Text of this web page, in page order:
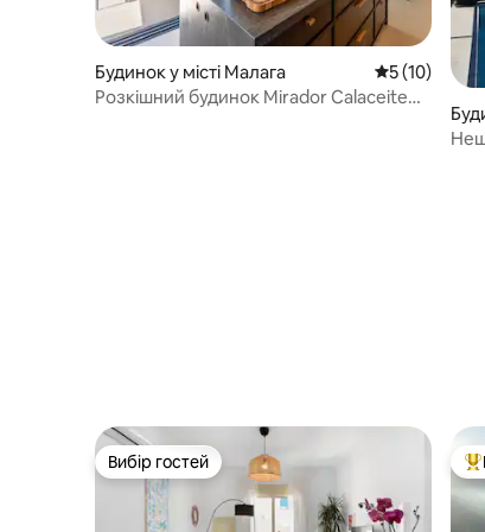
Будинок у місті Малага Середня
5 (10)
Розкішний будинок Mirador Calaceite
Вибір гостей
Вибір гостей